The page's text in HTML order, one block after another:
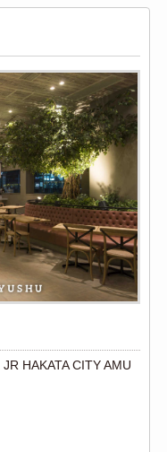
HAKATA CITY AMU